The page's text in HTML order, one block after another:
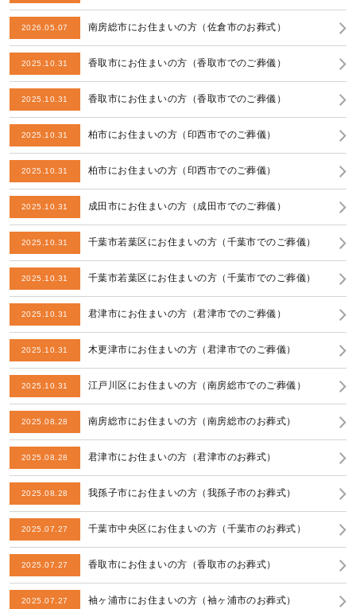
2026.05.07 南房総市にお住まいの方（佐倉市のお葬式）
2025.10.31 香取市にお住まいの方（香取市でのご葬儀）
2025.10.31 香取市にお住まいの方（香取市でのご葬儀）
2025.10.31 柏市にお住まいの方（印西市でのご葬儀）
2025.10.31 柏市にお住まいの方（印西市でのご葬儀）
2025.10.31 成田市にお住まいの方（成田市でのご葬儀）
2025.10.31 千葉市若葉区にお住まいの方（千葉市でのご葬儀）
2025.10.31 千葉市若葉区にお住まいの方（千葉市でのご葬儀）
2025.10.31 君津市にお住まいの方（君津市でのご葬儀）
2025.10.31 木更津市にお住まいの方（君津市でのご葬儀）
2025.10.31 江戸川区にお住まいの方（南房総市でのご葬儀）
2025.08.28 南房総市にお住まいの方（南房総市のお葬式）
2025.08.28 君津市にお住まいの方（君津市のお葬式）
2025.08.28 我孫子市にお住まいの方（我孫子市のお葬式）
2025.07.27 千葉市中央区にお住まいの方（千葉市のお葬式）
2025.07.27 香取市にお住まいの方（香取市のお葬式）
2025.07.27 袖ヶ浦市にお住まいの方（袖ヶ浦市のお葬式）